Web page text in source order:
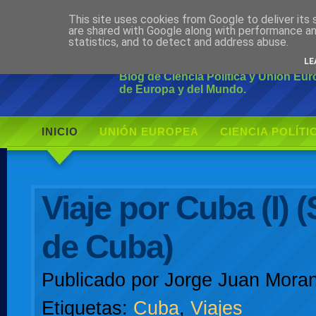
Ciudadano
Blog de Ciencia Política y Unión
de Europa y del Mundo.
INICIO UNIÓN EUROPEA CIENCIA
Viaje por Cuba (I)
de Cuba)
Publicado por Jorge Juan
Etiquetas: Cuba, Viajes
This site uses cookies from Google to deliver its
are shared with Google along with performance
statistics, and to detect and address abuse.